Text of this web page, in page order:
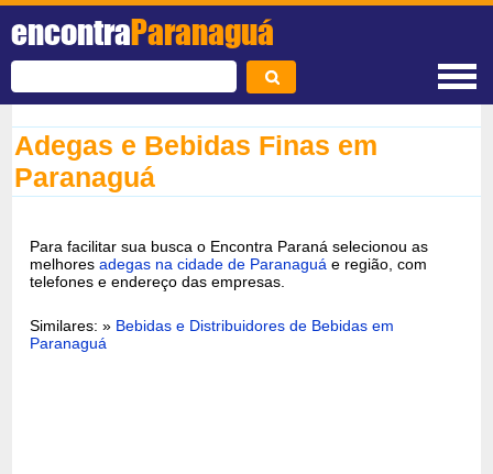
encontraParanaguá
Adegas e Bebidas Finas em
Paranaguá
Para facilitar sua busca o Encontra Paraná selecionou as
melhoresadegas na cidade de Paranaguá e região, com
telefones e endereço das empresas.
Similares: » Bebidas e Distribuidores de Bebidas em
Paranaguá